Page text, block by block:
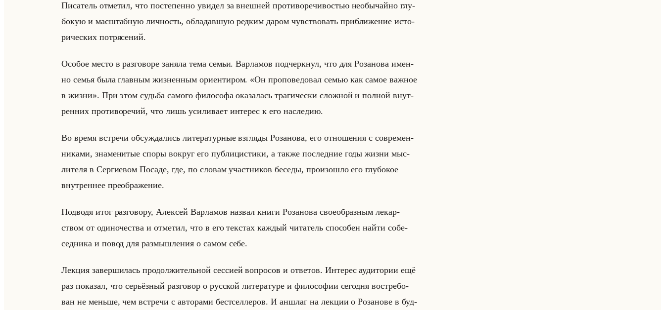
Пи­са­тель от­ме­тил, что по­сте­пен­но уви­дел за внеш­ней про­ти­во­ре­чи­во­стью необы­чайно глу­
бо­кую и мас­штаб­ную лич­ность, об­ла­дав­шую ред­ким даром чув­ство­вать при­бли­же­ние ис­то­
ри­че­ских по­тря­се­ний.
Осо­бое место в раз­го­во­ре за­ня­ла тема семьи. Вар­ла­мов под­черк­нул, что для Ро­за­но­ва имен­
но семья была глав­ным жиз­нен­ным ори­ен­ти­ром. «Он проповедовал семью как самое важное
в жизни». При этом судьба са­мо­го фи­ло­со­фа ока­за­лась тра­ги­че­ски слож­ной и пол­ной внут­
рен­них про­ти­во­ре­чий, что лишь уси­ли­ва­ет ин­те­рес к его на­сле­дию.
Во время встре­чи об­суж­да­лись ли­те­ра­тур­ные взгля­ды Ро­за­но­ва, его от­но­ше­ния с со­вре­мен­
ни­ка­ми, зна­ме­ни­тые споры во­круг его пуб­ли­ци­сти­ки, а также по­след­ние годы жизни мыс­
ли­те­ля в Сер­ги­евом По­са­де, где, по сло­вам участ­ни­ков бе­се­ды, про­изо­шло его глу­бо­кое
внут­рен­нее пре­об­ра­же­ние.
Под­во­дя итог раз­го­во­ру, Алек­сей Вар­ла­мов на­звал книги Ро­за­но­ва свое­об­раз­ным ле­кар­
ством от оди­но­че­ства и от­ме­тил, что в его текстах каж­дый чи­та­тель спо­со­бен найти со­бе­
сед­ни­ка и повод для раз­мыш­ле­ния о самом себе.
Лек­ция за­вер­ши­лась про­дол­жи­тельной сес­си­ей во­про­сов и от­ве­тов. Ин­те­рес ауди­то­рии ещё
раз по­ка­зал, что се­рьёз­ный раз­го­вор о рус­ской ли­те­ра­ту­ре и фи­ло­со­фии се­год­ня вос­тре­бо­
ван не меньше, чем встре­чи с ав­то­ра­ми бест­сел­ле­ров. И ан­шлаг на лек­ции о Ро­за­но­ве в буд­